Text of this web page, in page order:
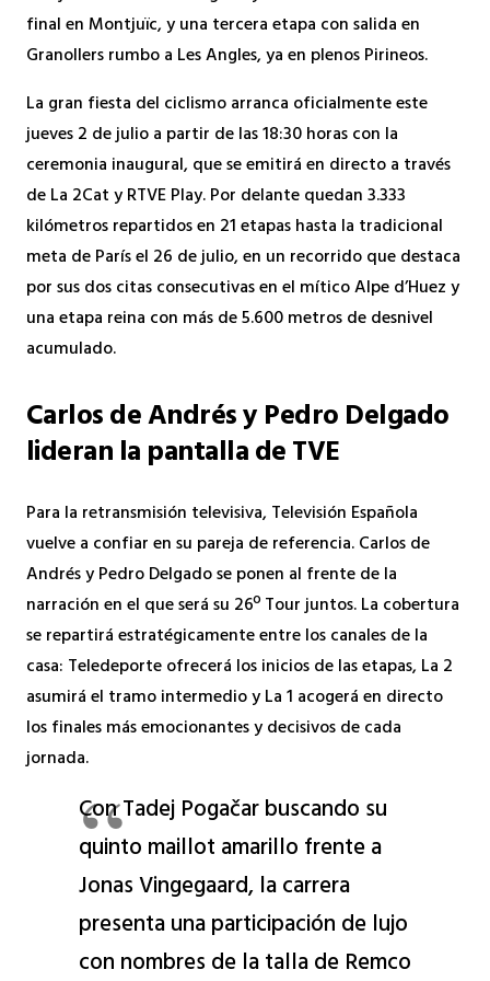
final en Montjuïc, y una tercera etapa con salida en
Granollers rumbo a Les Angles, ya en plenos Pirineos.
La gran fiesta del ciclismo arranca oficialmente este
jueves 2 de julio a partir de las 18:30 horas con la
ceremonia inaugural, que se emitirá en directo a través
de La 2Cat y RTVE Play. Por delante quedan 3.333
kilómetros repartidos en 21 etapas hasta la tradicional
meta de París el 26 de julio, en un recorrido que destaca
por sus dos citas consecutivas en el mítico Alpe d’Huez y
una etapa reina con más de 5.600 metros de desnivel
acumulado.
Carlos de Andrés y Pedro Delgado
lideran la pantalla de TVE
Para la retransmisión televisiva, Televisión Española
vuelve a confiar en su pareja de referencia. Carlos de
Andrés y Pedro Delgado se ponen al frente de la
narración en el que será su 26º Tour juntos. La cobertura
se repartirá estratégicamente entre los canales de la
casa: Teledeporte ofrecerá los inicios de las etapas, La 2
asumirá el tramo intermedio y La 1 acogerá en directo
los finales más emocionantes y decisivos de cada
jornada.
Con Tadej Pogačar buscando su
quinto maillot amarillo frente a
Jonas Vingegaard, la carrera
presenta una participación de lujo
con nombres de la talla de Remco